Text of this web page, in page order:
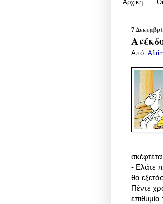
Αρχική
7
Από:
- Ελάτε
θα
Πέντε